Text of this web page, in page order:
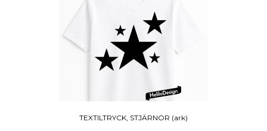
TEXTILTRYCK, STJÄRNOR (ark)